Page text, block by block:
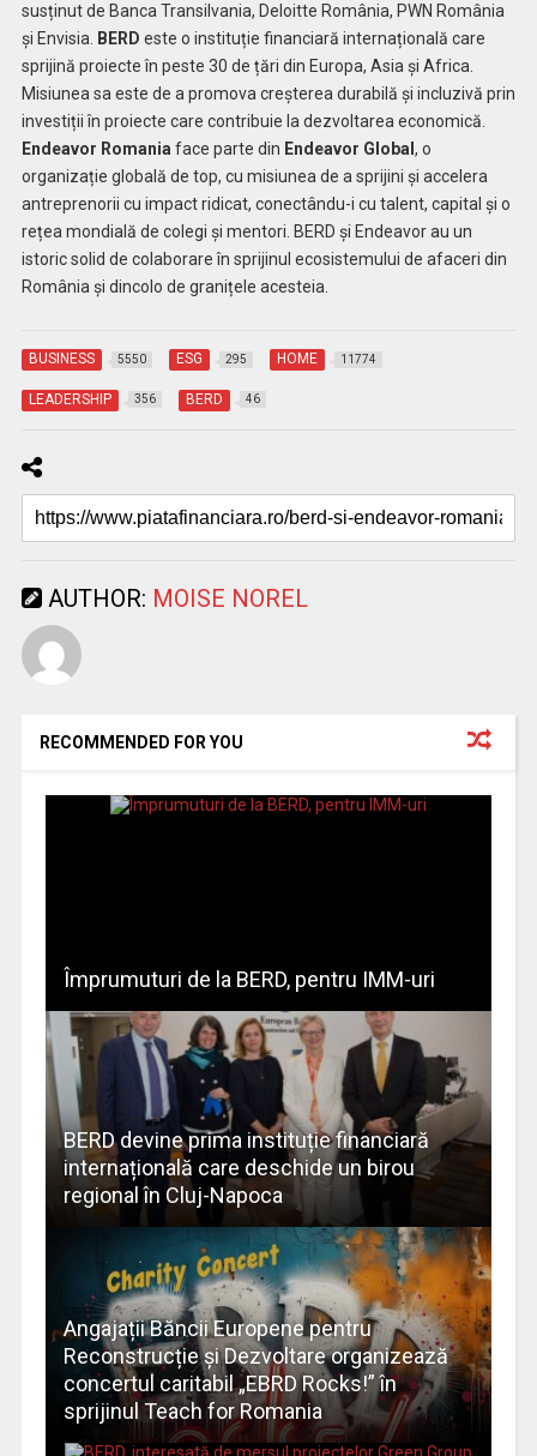
susținut de Banca Transilvania, Deloitte România, PWN România
și Envisia.
BERD este o instituție financiară internațională care
sprijină proiecte în peste 30 de țări din Europa, Asia și Africa.
Misiunea sa este de a promova creșterea durabilă și incluzivă prin
investiții în proiecte care contribuie la dezvoltarea economică.
Endeavor Romania face parte din Endeavor Global , o
organizație globală de top, cu misiunea de a sprijini și accelera
antreprenorii cu impact ridicat, conectându-i cu talent, capital și o
rețea mondială de colegi și mentori. BERD și Endeavor au un
istoric solid de colaborare în sprijinul ecosistemului de afaceri din
România și dincolo de granițele acesteia.
BUSINESS 5550 ESG 295 HOME 11774
LEADERSHIP 356 BERD 46
AUTHOR: MOISE NOREL
RECOMMENDED FOR YOU
Împrumuturi de la BERD, pentru IMM-uri
BERD devine prima instituție financiară
internațională care deschide un birou
regional în Cluj-Napoca
Angajații Băncii Europene pentru
Reconstrucție și Dezvoltare organizează
concertul caritabil „EBRD Rocks!” în
sprijinul Teach for Romania